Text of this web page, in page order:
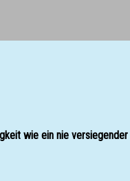
wie ein nie versiegender